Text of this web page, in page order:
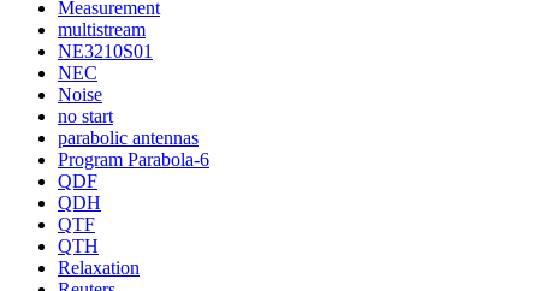
Measurement
multistream
NE3210S01
NEC
Noise
no start
parabolic antennas
Program Parabola-6
QDF
QDH
QTF
QTH
Relaxation